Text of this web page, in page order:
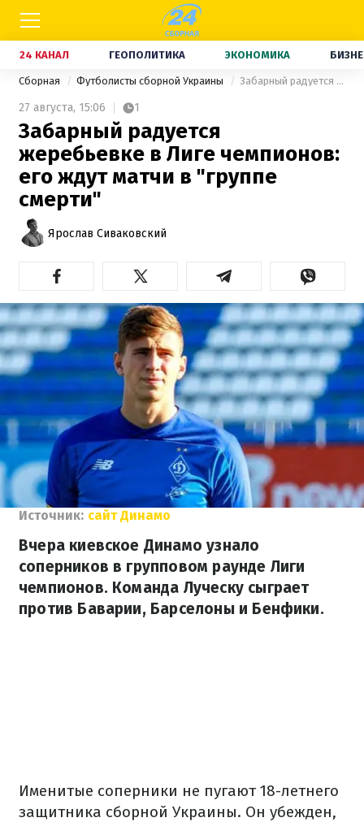
24 КАНАЛ ГЕОПОЛИТИКА ЭКОНОМИКА
Сборная Футболисты сборной Украины Забарный радуется жеребьевке в Лиге чемпионов: его ждут матчи в "группе смерти"
27 августа, 15:06 1
Забарный радуется
жеребьевке в Лиге чемпионов:
его ждут матчи в "группе
смерти"
Ярослав Сиваковский
Источник: сайт Динамо
Вчера киевское Динамо узнало
соперников в групповом раунде Лиги
чемпионов. Команда Луческу сыграет
против Баварии, Барселоны и Бенфики.
Именитые соперники не пугают 18-летнего
защитника сборной Украины. Он убежден,